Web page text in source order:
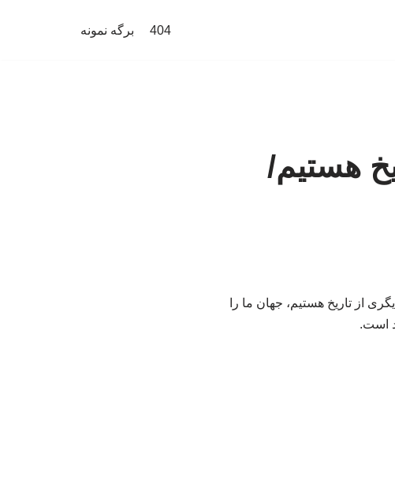
404 برگه نمونه
هستیم/
از تاریخ هستیم، جهان ما را
است.